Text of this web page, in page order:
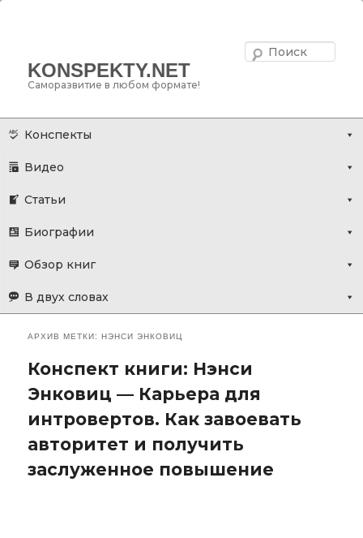
KONSPEKTY.NET
Саморазвитие в любом формате!
Главное меню
основному
дополнительному
Конспекты
Видео
Статьи
Биографии
Обзор книг
В двух словах
АРХИВ МЕТКИ:НЭНСИ ЭНКОВИЦ
Конспект книги: Нэнси
Энковиц — Карьера для
интровертов. Как завоевать
авторитет и получить
заслуженное повышение